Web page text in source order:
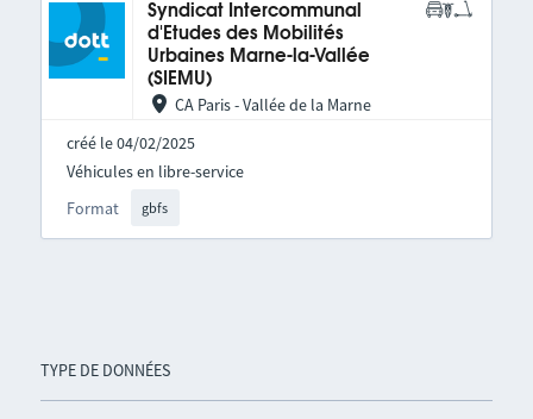
TYPE DE DONNÉES
Syndicat Intercommunal
d'Etudes des Mobilités
Urbaines Marne-la-Vallée
(SIEMU)
CA Paris - Vallée de la Marne
créé le 04/02/2025
Format gbfs
Véhicules en libre-service